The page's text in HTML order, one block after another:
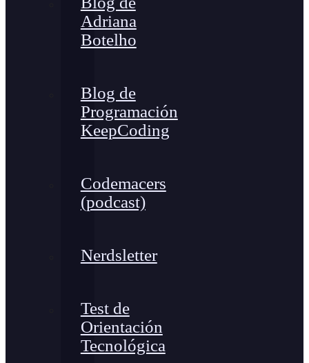
Adriana
Botelho
Blog de
Programación
KeepCoding
Codemacers
(podcast)
Nerdsletter
Test de
Orientación
Tecnológica